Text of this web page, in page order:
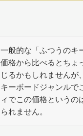
一般的な「ふつうのキ
価格から比べるとちょ
じるかもしれませんが
キーボードジャンルで
ィでこの価格というの
られません。